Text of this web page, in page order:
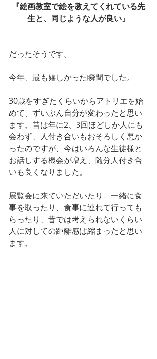
『絵画教室で絵を教えてくれている先
生と、同じような人が良い』
だったそうです。
今年、最も嬉しかった瞬間でした。
30歳をすぎたくらいからアトリエを始
めて、ずいぶん自分が変わったと思い
ます。昔は年に2、3回ほどしか人にも
会わず、人付き合いもおそろしく悪か
ったのですが、今はいろんな生徒様と
お話しする機会が増え、随分人付き合
いも良くなりました。
展覧会に来ていただいたり、一緒に食
事を取ったり、食事に連れて行っても
らったり、昔では考えられないくらい
人に対しての距離感は縮まったと思い
ます。